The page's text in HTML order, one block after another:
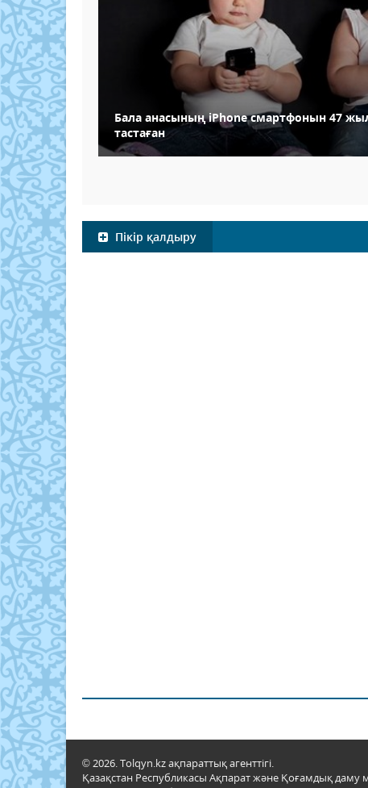
Бала анасының iPhone смартфонын 47
тастаған
Пікір қалдыру
© 2026. Tolqyn.kz ақпараттық агенттігі.
Қазақстан Республикасы Ақпарат және Қоғамдық даму